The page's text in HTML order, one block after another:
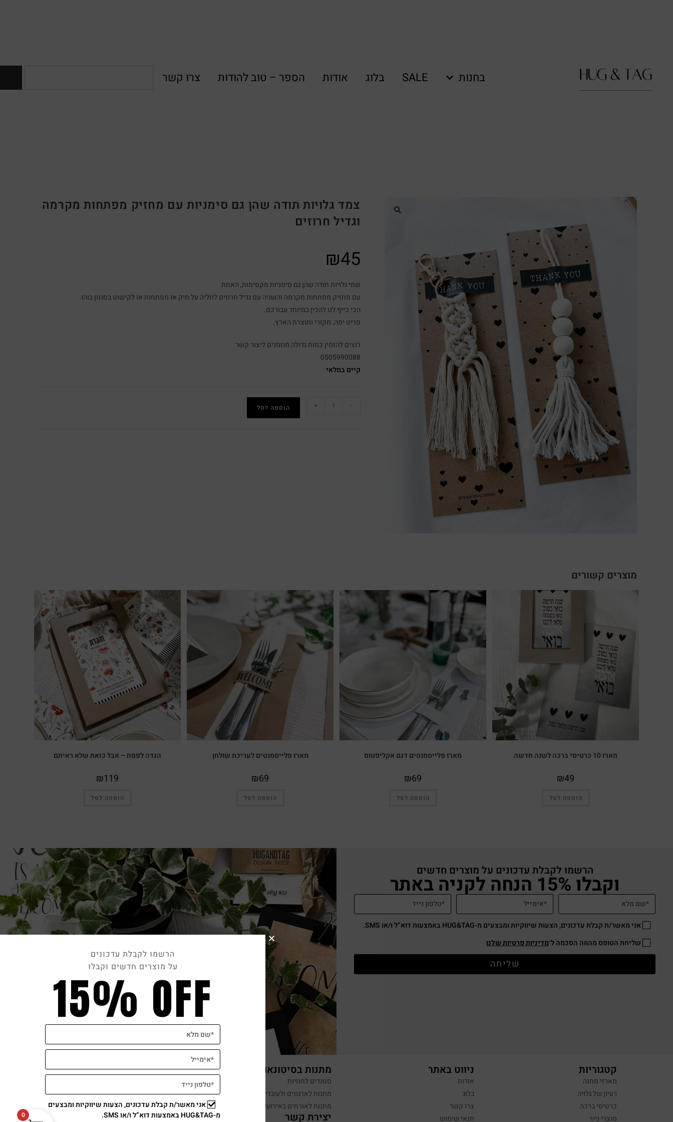
בחנות SALE בלוג אודות הספר – טוב להודות צרו קשר
צמד גלויות תודה שהן גם סימניות עם מחזיק מפתחות מקרמה
וגדיל חרוזים
₪45
שתי גלויות תודה שהן גם סימניות מקסימות, האחת
עם מחזיק מפתחות מקרמה והשניה עם גדיל חרוזים לתליה על תיק או מפתחות או לקישוט בסגנון בוהו.
הכי כייף לנו להכין במיוחד עבורכם.
פריט יפה, מקורי ותוצרת הארץ.
רוצים להזמין כמות גדולה מוזמנים ליצור קשר
0505990088
קיים במלאי
+ הוספה לסל
מוצרים קשורים
מארז 10 כרטיסי ברכה לשנה חדשה
₪49
הוספה לסל
מארז פלייסמנטים דגם אקליפטוס
₪69
הוספה לסל
מארז פלייסמנטים לעריכת שולחן
₪69
הוספה לסל
הגדה לפסח – אבל כזאת שלא ראיתם
₪119
הוספה לסל
הרשמו לקבלת עדכונים על מוצרים חדשים
וקבלו 15% הנחה לקניה באתר
אני מאשר/ת קבלת עדכונים, הצעות שיווקיות ומבצעים מ-HUG&TAG באמצעות דוא”ל ו/או SMS.
שליחת הטופס מהווה הסכמה ל־מדיניות פרטיות שלנו
שליחה
קטגוריות
מארזי מתנה
רעיון של גלויה
כרטיסי ברכה
מוצרי נייר
ניווט באתר
אודות
בלוג
צרו קשר
תנאי שימוש
מתנות בסיטונאות
סטנדים לחנויות
מתנות לארגונים ולעובדים
מתנות לאורחים באירועים
יצירת קשר 0
הרשמו לקבלת עדכונים
על מוצרים חדשים וקבלו
15% OFF
אני מאשר/ת קבלת עדכונים, הצעות שיווקיות ומבצעים
מ-HUG&TAG באמצעות דוא”ל ו/או SMS.